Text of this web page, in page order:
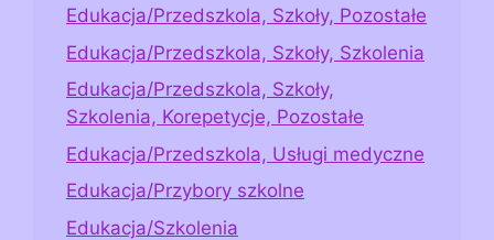
Edukacja/Przedszkola, Szkoły, Pozostałe
Edukacja/Przedszkola, Szkoły, Szkolenia
Edukacja/Przedszkola, Szkoły,
Szkolenia, Korepetycje, Pozostałe
Edukacja/Przedszkola, Usługi medyczne
Edukacja/Przybory szkolne
Edukacja/Szkolenia